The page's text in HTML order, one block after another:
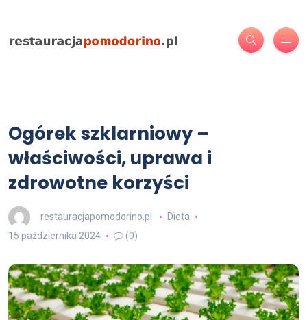
Ogórek szklarniowy –
właściwości, uprawa i
zdrowotne korzyści
restauracjapomodorino.pl
Dieta
15 października 2024
(0)